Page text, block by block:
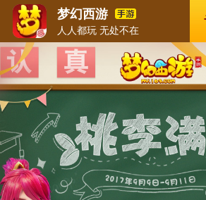
梦幻西游
人人都玩 无处不在